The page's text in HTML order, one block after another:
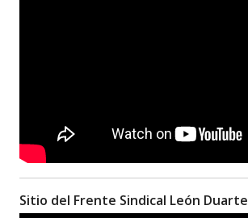
Sitio del Frente Sindical León Duarte